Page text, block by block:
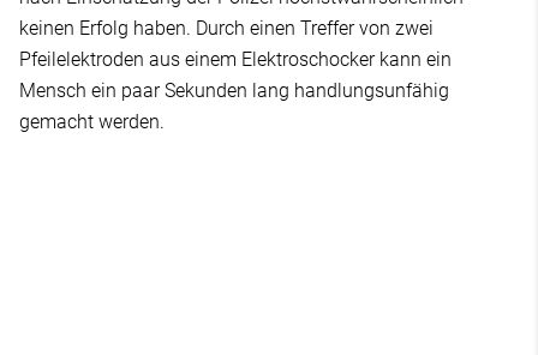
keinen Erfolg haben. Durch einen Treffer von zwei
Pfeilelektroden aus einem Elektroschocker kann ein
Mensch ein paar Sekunden lang handlungsunfähig
gemacht werden.